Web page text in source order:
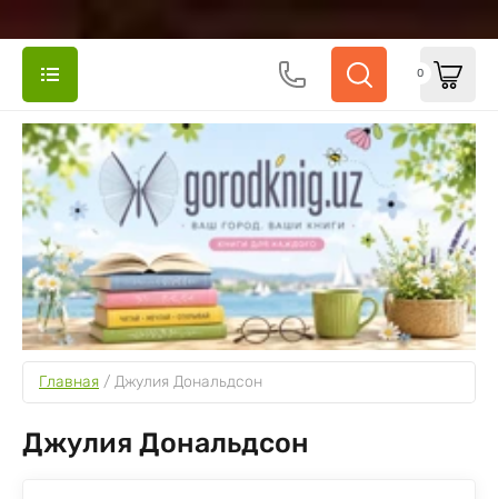
0
Главная / Джулия Дональдсон
Джулия Дональдсон